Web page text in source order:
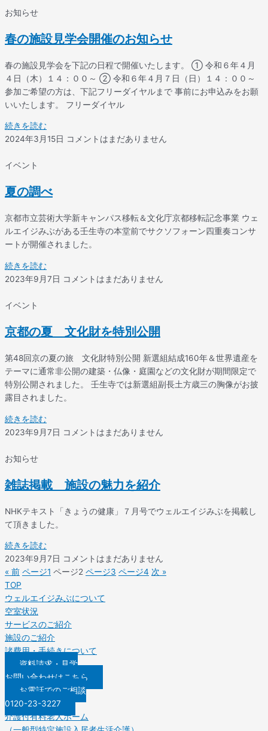
お知らせ
春の施設見学会開催のお知らせ
春の施設見学会を下記の日程で開催いたします。 ① 令和６年４月
４日（木）１４：００～ ② 令和６年４月７日（日）１４：００～
参加ご希望の方は、下記フリーダイヤルまで 事前にお申込みをお願
いいたします。 フリーダイヤル
続きを読む
2024年3月15日 コメントはまだありません
イベント
夏の調べ
京都市立芸術大学新キャンパス移転＆文化庁京都移転記念事業 ウェ
ルエイジみぶがある壬生寺の本堂前でサクソフォーン四重奏コンサ
ートが開催されました。
続きを読む
2023年9月7日 コメントはまだありません
イベント
京都の夏 文化財を特別公開
第48回京の夏の旅 文化財特別公開 新選組結成160年＆世界遺産を
テーマに通常非公開の建築・仏像・庭園などの文化財が期間限定で
特別公開されました。 壬生寺では新選組副長土方歳三の胸像がお披
露目されました。
続きを読む
2023年9月7日 コメントはまだありません
お知らせ
雑誌掲載 施設の魅力を紹介
NHKテキスト「きょうの健康」７月号でウェルエイジみぶを掲載し
て頂きました。
続きを読む
2023年9月7日 コメントはまだありません
« 前 ページ1 ページ2 ページ3 ページ4 次 »
TOP
ウェルエイジみぶについて
空室状況
サービスのご紹介
施設のご紹介
諸費用・手続きについて
資料請求・見学
お問い合わせはこちら
お電話でのご相談
0120-23-3227
介護付有料老人ホーム